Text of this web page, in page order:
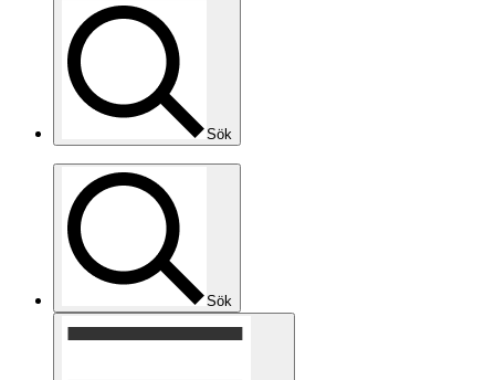
Sök
Sök